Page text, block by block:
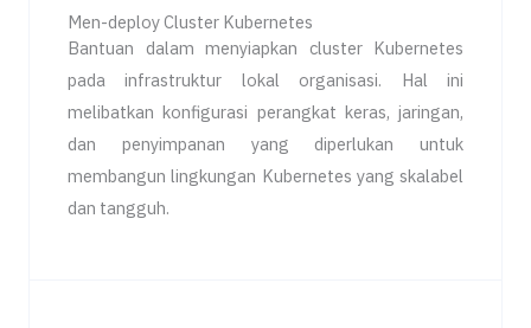
Men-deploy Cluster Kubernetes​
Bantuan dalam menyiapkan cluster Kubernetes
pada infrastruktur lokal organisasi. Hal ini
melibatkan konfigurasi perangkat keras, jaringan,
dan penyimpanan yang diperlukan untuk
membangun lingkungan Kubernetes yang skalabel
dan tangguh.